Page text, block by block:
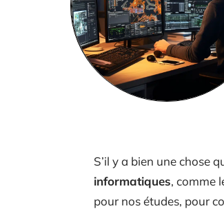
S’il y a bien une chose
informatiques, comme
pour nos études, pour